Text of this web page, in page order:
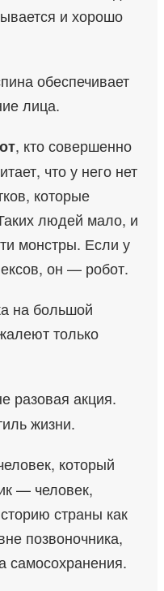
и хорошо
обеспечивает
лица.
, кто совершенно
что у него нет
которые
людей мало, и
монстры. Если у
он — робот.
на большой
только
разовая акция.
жизни.
который
— человек,
страны как
позвоночника,
самосохранения.